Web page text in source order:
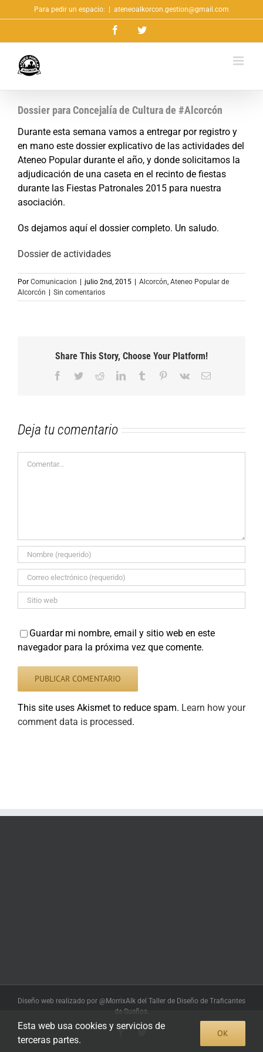
al
Para pedir un espacio: ateneoalkorcon.gestion@gmail.com
FacebookTwitter
Dossier para Concejalía de Cultura de #Alcorcón
Durante esta semana vamos a entregar por registro y
en mano este dossier explicativo de las actividades del
Ateneo Popular durante el año, y donde solicitamos la
adjudicación de una caseta en el recinto de fiestas
durante las Fiestas Patronales 2015 para nuestra
asociación.
Os dejamos aquí el dossier completo. Un saludo.
Dossier de actividades
Por Comunicacion julio 2nd, 2015 Alcorcón, Ateneo Popular de
Alcorcón
Sin comentarios
Share This Story, Choose Your Platform!
Facebook
TwitterRedditLinkedInTumblr Pinterest
Vk
Correo
Deja tu comentario
Guardar mi nombre, email y sitio web en este
navegador para la próxima vez que comente.
This site uses Akismet to reduce spam. Learn how your
comment data is processed.
Diseño web realizado por @MorrixAlk del Taller de Diseño de Traficantes
de Sueños.
Facebook
Twitter
Esta web usa cookies y servicios de
terceras partes.
OK